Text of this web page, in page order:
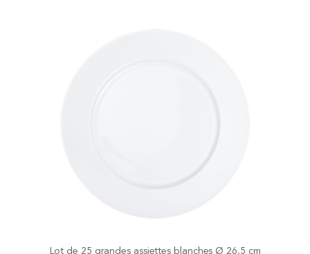
Lot de 25 grandes assiettes blanches Ø 26,5 cm